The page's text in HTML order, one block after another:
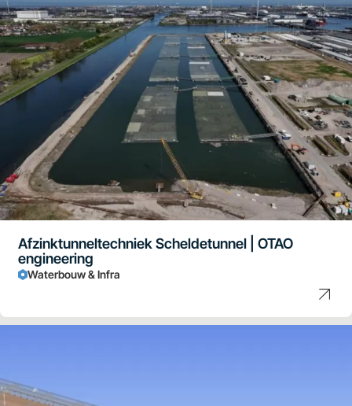
Afzinktunneltechniek Scheldetunnel | OTAO
engineering
Waterbouw & Infra